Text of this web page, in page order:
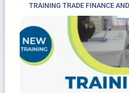
TRAINING TRADE FINANCE